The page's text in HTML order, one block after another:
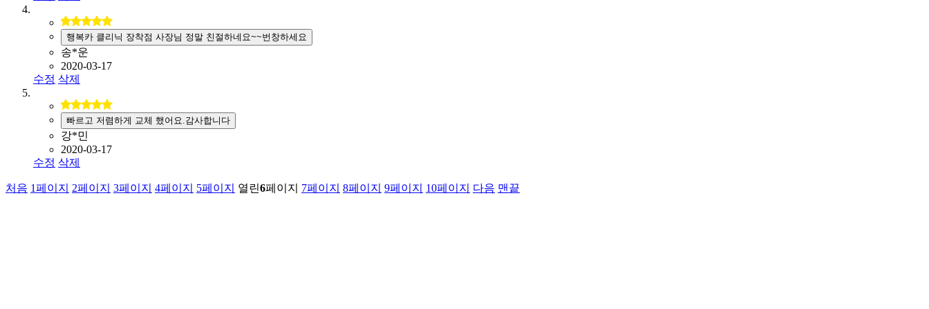
행복카 클리닉 장착점 사장님 정말 친절하네요~~번창하세요
송*운
2020-03-17
수정 삭제
빠르고 저렴하게 교체 했어요.감사합니다
강*민
2020-03-17
수정 삭제
처음 1페이지 2페이지 3페이지 4페이지 5페이지 열린6페이지 7페이지 8페이지 9페이지 10페이지 다음 맨끝